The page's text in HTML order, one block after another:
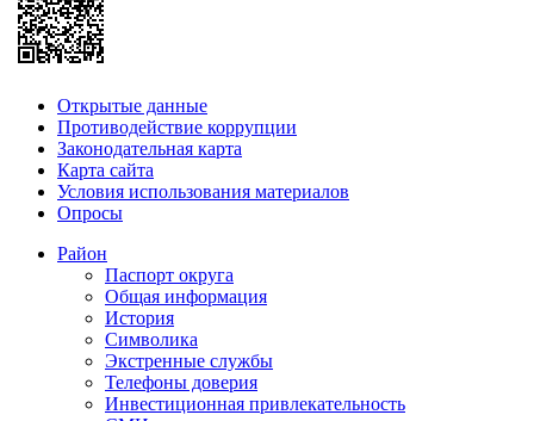
Открытые данные
Противодействие коррупции
Законодательная карта
Карта сайта
Условия использования материалов
Опросы
Район
Паспорт округа
Общая информация
История
Символика
Экстренные службы
Телефоны доверия
Инвестиционная привлекательность